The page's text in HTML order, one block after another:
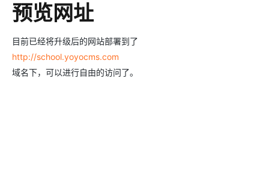
预览网址
目前已经将升级后的网站部署到了
http://school.yoyocms.com
域名下，可以进行自由的访问了。